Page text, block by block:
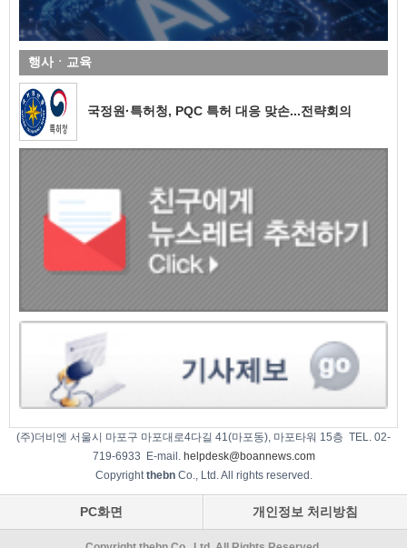
행사ㆍ교육
국정원·특허청, PQC 특허 대응 맞손...전략회의
(주)더비엔 서울시 마포구 마포대로4다길 41(마포동), 마포타워 15층 TEL. 02-
719-6933 E-mail. helpdesk@boannews.com
CopyrightthebnCo., Ltd. All rights reserved.
PC화면 개인정보 처리방침